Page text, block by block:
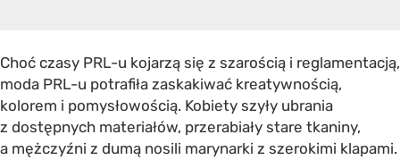
Choć czasy PRL-u kojarzą się z szarością i reglamentacją,
moda PRL-u potrafiła zaskakiwać kreatywnością,
kolorem i pomysłowością. Kobiety szyły ubrania
z dostępnych materiałów, przerabiały stare tkaniny,
a mężczyźni z dumą nosili marynarki z szerokimi klapami.